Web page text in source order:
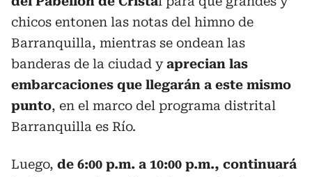
chicos entonen las notas del himno de
Barranquilla, mientras se ondean las
banderas de la ciudad yaprecian las
embarcaciones que llegarán a este mismo
punto, en el marco del programa distrital
Barranquilla es Río.
Luego, de 6:00 p.m. a 10:00 p.m., continuará